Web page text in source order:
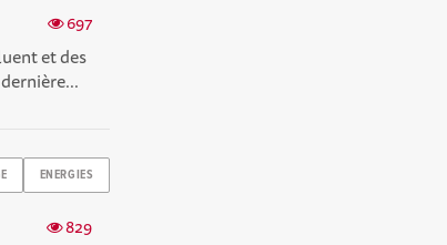
697
et des
ENERGIES
829